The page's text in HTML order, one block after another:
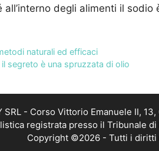
degli alimenti il sodio
naturali ed efficaci
segreto è una spruzzata di olio
- Corso Vittorio Emanuele II,
registrata presso il Tribunale
Copyright ©2026 - Tutti i diritti